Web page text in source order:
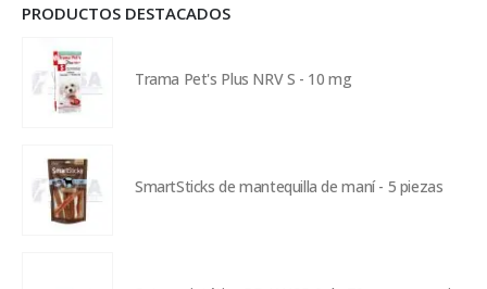
PRODUCTOS DESTACADOS
Trama Pet's Plus NRV S - 10 mg
SmartSticks de mantequilla de maní - 5 piezas